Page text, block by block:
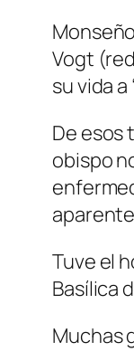
Vogt
su vida
De esos
obispo
Tuve el
Basílica
Muchas